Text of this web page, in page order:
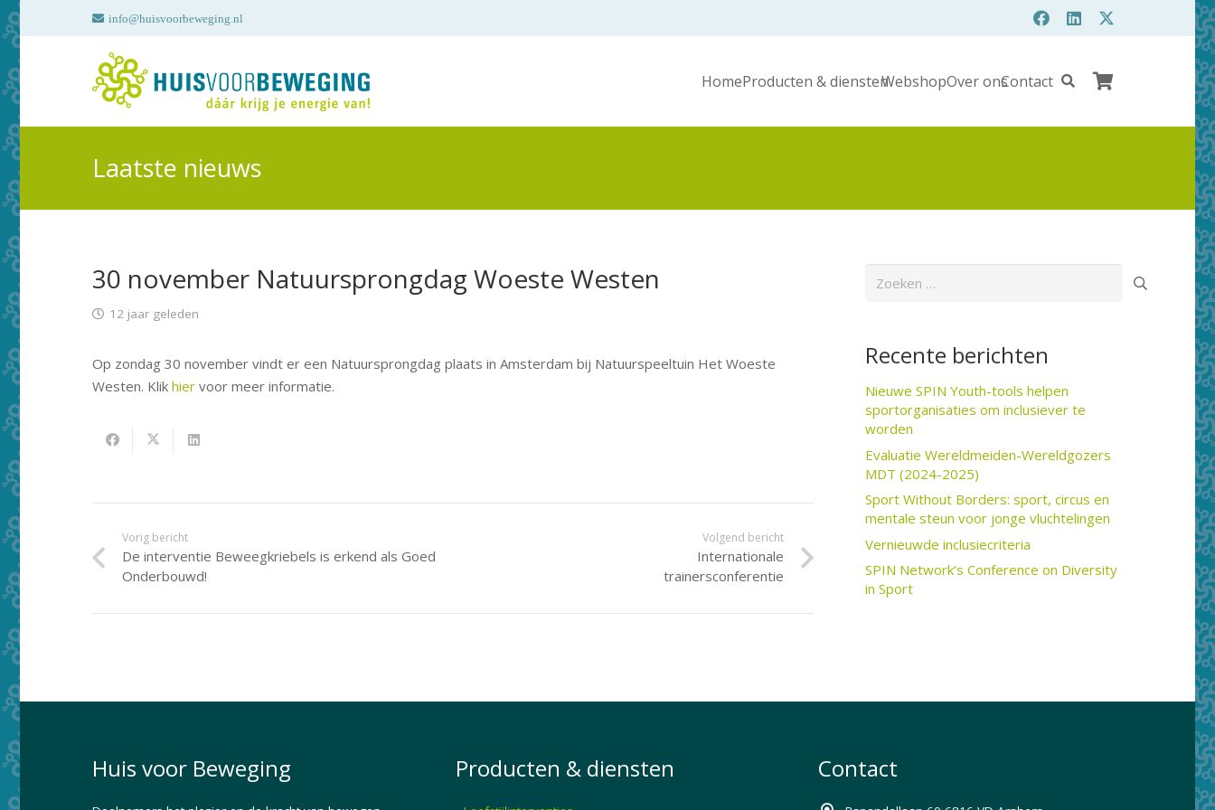
info@huisvoorbeweging.nl
HomeProducten & dienstenWebshopOver onsContact
Laatste nieuws
30 november Natuursprongdag Woeste Westen
12 jaar geleden
Op zondag 30 november vindt er een Natuursprongdag plaats in Amsterdam bij Natuurspeeltuin Het Woeste
Westen. Klik hier voor meer informatie.
Vorig bericht
De interventie Beweegkriebels is erkend als Goed
Onderbouwd!
Volgend bericht
Internationale
trainersconferentie
Zoeken
Recente berichten
Nieuwe SPIN Youth-tools helpen
sportorganisaties om inclusiever te
worden
Evaluatie Wereldmeiden-Wereldgozers
MDT (2024-2025)
Sport Without Borders: sport, circus en
mentale steun voor jonge vluchtelingen
Vernieuwde inclusiecriteria
SPIN Network’s Conference on Diversity
in Sport
Huis voor Beweging Producten & diensten Contact